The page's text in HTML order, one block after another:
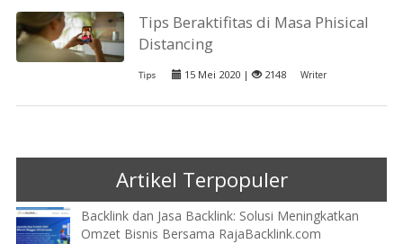
Tips Beraktifitas di Masa Phisical
Distancing
Tips 15 Mei 2020 | 2148 Writer
Artikel Terpopuler
Backlink dan Jasa Backlink: Solusi Meningkatkan
Omzet Bisnis Bersama RajaBacklink.com